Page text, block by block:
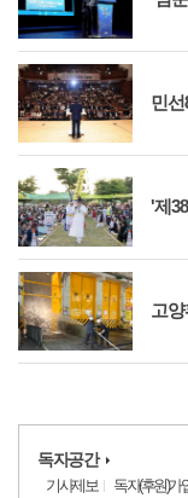
민
'제
고
독자공간
기사제보 독자(후원)가